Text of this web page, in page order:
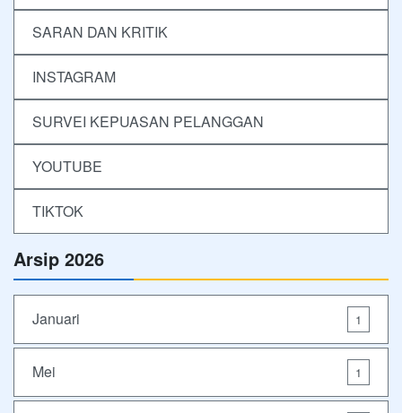
SARAN DAN KRITIK
INSTAGRAM
SURVEI KEPUASAN PELANGGAN
YOUTUBE
TIKTOK
Arsip 2026
Januari 1
Mei 1